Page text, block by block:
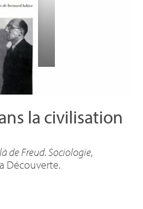
la civilisation
de Freud. Sociologie,
Découverte.